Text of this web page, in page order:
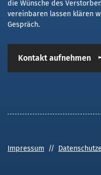
die Wünsche des
vereinbaren lassen klären
Gespräch.
Kontakt aufnehmen
Impressum //